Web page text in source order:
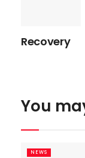
Recovery
You
NEWS